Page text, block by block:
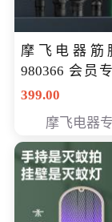
摩飞电器筋
980366 会员
元
399.00
摩飞电器